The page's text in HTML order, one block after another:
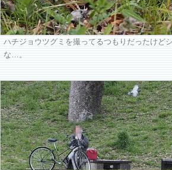
ハチジョウツグミを撮ってるつもりだったけど
な…。